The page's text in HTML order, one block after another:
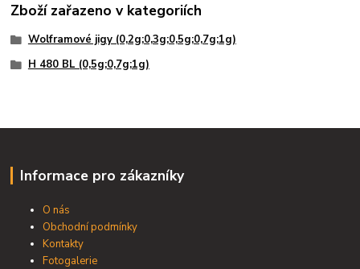
Zboží zařazeno v kategoriích
Wolframové jigy (0,2g;0,3g;0,5g;0,7g;1g)
H 480 BL (0,5g;0,7g;1g)
Informace pro zákazníky
O nás
Obchodní podmínky
Kontakty
Fotogalerie